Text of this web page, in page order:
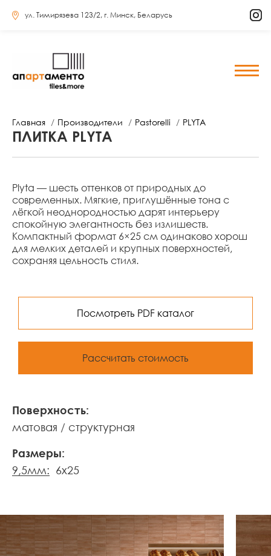
ул. Тимирязева 123/2, г. Минск, Беларусь
Главная Производители Pastorelli PLYTA
ПЛИТКА PLYTA
Plyta — шесть оттенков от природных до
современных. Мягкие, приглушённые тона с
лёгкой неоднородностью дарят интерьеру
спокойную элегантность без излишеств.
Компактный формат 6×25 см одинаково хорош
для мелких деталей и крупных поверхностей,
сохраняя цельность стиля.
Посмотреть PDF каталог
Рассчитать стоимость
Поверхность:
матовая
структурная
Размеры:
9,5мм: 6x25